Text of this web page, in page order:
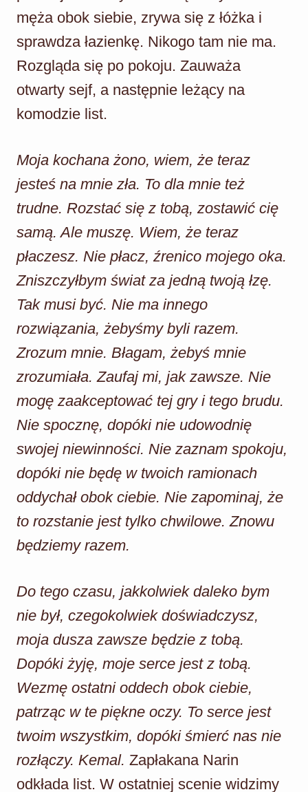
męża obok siebie, zrywa się z łóżka i
sprawdza łazienkę. Nikogo tam nie ma.
Rozgląda się po pokoju. Zauważa
otwarty sejf, a następnie leżący na
komodzie list.
Moja kochana żono, wiem, że teraz
jesteś na mnie zła. To dla mnie też
trudne. Rozstać się z tobą, zostawić cię
samą. Ale muszę. Wiem, że teraz
płaczesz. Nie płacz, źrenico mojego oka.
Zniszczyłbym świat za jedną twoją łzę.
Tak musi być. Nie ma innego
rozwiązania, żebyśmy byli razem.
Zrozum mnie. Błagam, żebyś mnie
zrozumiała. Zaufaj mi, jak zawsze. Nie
mogę zaakceptować tej gry i tego brudu.
Nie spocznę, dopóki nie udowodnię
swojej niewinności. Nie zaznam spokoju,
dopóki nie będę w twoich ramionach
oddychał obok ciebie. Nie zapominaj, że
to rozstanie jest tylko chwilowe. Znowu
będziemy razem.
Do tego czasu, jakkolwiek daleko bym
nie był, czegokolwiek doświadczysz,
moja dusza zawsze będzie z tobą.
Dopóki żyję, moje serce jest z tobą.
Wezmę ostatni oddech obok ciebie,
patrząc w te piękne oczy. To serce jest
twoim wszystkim, dopóki śmierć nas nie
rozłączy. Kemal. Zapłakana Narin
odkłada list. W ostatniej scenie widzimy